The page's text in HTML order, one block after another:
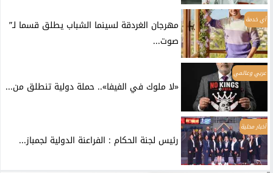
أي خدمة
مهرجان الغردقة لسينما الشباب يطلق قسما لـ”
صوت...
عربي وعالمي
«لا ملوك في الفيفا».. حملة دولية تنطلق من...
أخبار محلية
رئيس لجنة الحكام : الفراعنة الدولية لجمباز...